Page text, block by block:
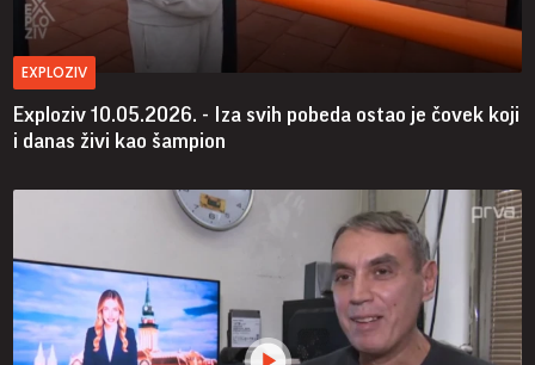
EXPLOZIV
Exploziv 10.05.2026. - Iza svih pobeda ostao je čovek koji
i danas živi kao šampion